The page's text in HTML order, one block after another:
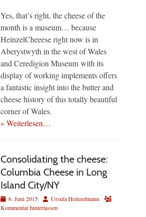
Yes, that’s right, the cheese of the
month is a museum… because
HeinzelCheeese right now is in
Aberystwyth in the west of Wales
and Ceredigion Museum with its
display of working implements offers
a fantastic insight into the butter and
cheese history of this totally beautiful
corner of Wales.
» Weiterlesen…
Consolidating the cheese:
Columbia Cheese in Long
Island City/NY
Veröffentlicht
am
6. Juni 2015 AutorUrsula Heinzelmann
Kommentar hinterlassen